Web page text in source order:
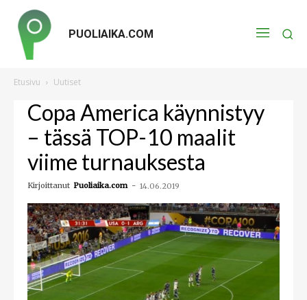
PUOLIAIKA.COM
Etusivu Uutiset
Copa America käynnistyy
– tässä TOP-10 maalit
viime turnauksesta
Kirjoittanut Puoliaika.com - 14.06.2019